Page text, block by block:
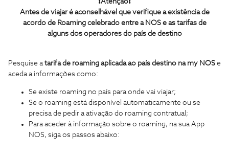
Antes de viajar é aconselhável que verifique a existência de
acordo de Roaming celebrado entre a NOS e as tarifas de
alguns dos operadores do país de destino
Pesquise a tarifa de roaming aplicada ao país destino na my NOS e
aceda a informações como:
Se existe roaming no país para onde vai viajar;
Se o roaming está disponível automaticamente ou se
precisa de pedir a ativação do roaming contratual;
Para aceder à informação sobre o roaming, na sua App
NOS, siga os passos abaixo: